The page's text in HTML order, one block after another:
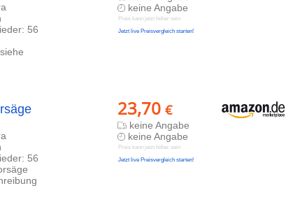
keine Angabe
Preis kann jetzt höher sein
Jetzt live Preisvergleich starten!
56
23,70 €
keine Angabe
keine Angabe
Preis kann jetzt höher sein
Jetzt live Preisvergleich starten!
56